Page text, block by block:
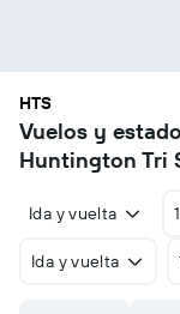
HTS
Vuelos y
Huntington Tri
Ida y vuelta
Ida y vuelta